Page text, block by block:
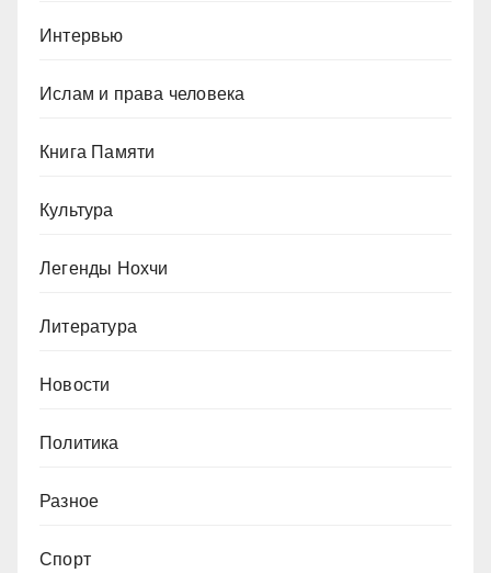
Интервью
Ислам и права человека
Книга Памяти
Культура
Легенды Нохчи
Литература
Новости
Политика
Разное
Спорт